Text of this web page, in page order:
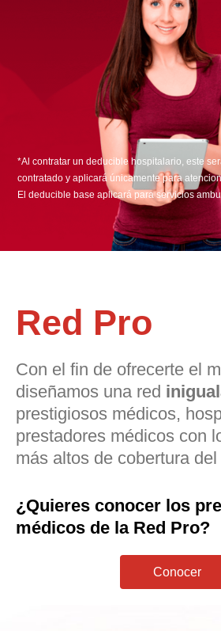
*Al contratar un deducible hospitalario, este
contratado y aplicará únicamente para
El deducible base aplicará para servicios
Red Pro
Con el fin de ofrecerte el
diseñamos una red
prestigiosos médicos,
prestadores médicos con
más altos de cobertura
¿Quieres conocer los
médicos de la Red Pro?
Conocer